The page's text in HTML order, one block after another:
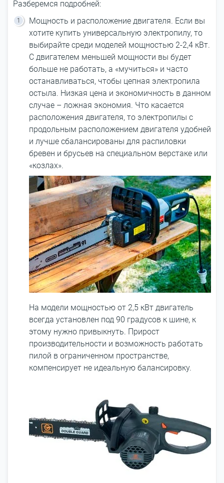
Разберемся подробней:
Мощность и расположение двигателя. Если вы
хотите купить универсальную электропилу, то
выбирайте среди моделей мощностью 2-2,4 кВт.
С двигателем меньшей мощности вы будет
больше не работать, а «мучиться» и часто
останавливаться, чтобы цепная электропила
остыла. Низкая цена и экономичность в данном
случае – ложная экономия. Что касается
расположения двигателя, то электропилы с
продольным расположением двигателя удобней
и лучше сбалансированы для распиловки
бревен и брусьев на специальном верстаке или
«козлах».
На модели мощностью от 2,5 кВт двигатель
всегда установлен под 90 градусов к шине, к
этому нужно привыкнуть. Прирост
производительности и возможность работать
пилой в ограниченном пространстве,
компенсирует не идеальную балансировку.